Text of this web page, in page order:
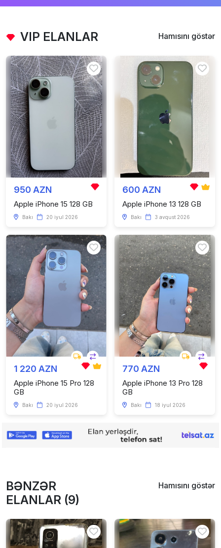
VIP ELANLAR Hamısını göstər
950 AZN
Apple iPhone 15 128 GB
Bakı 20 iyul 2026
600 AZN
Apple iPhone 13 128 GB
Bakı 3 avqust 2026
1 220 AZN
Apple iPhone 15 Pro 128
GB
Bakı 20 iyul 2026
770 AZN
Apple iPhone 13 Pro 128
GB
Bakı 18 iyul 2026
BƏNZƏR
ELANLAR (9)
Hamısını göstər